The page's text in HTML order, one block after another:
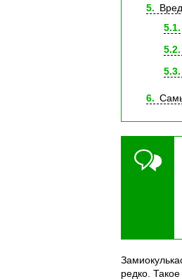
5
5.1
5.2
5.3
6
редко.